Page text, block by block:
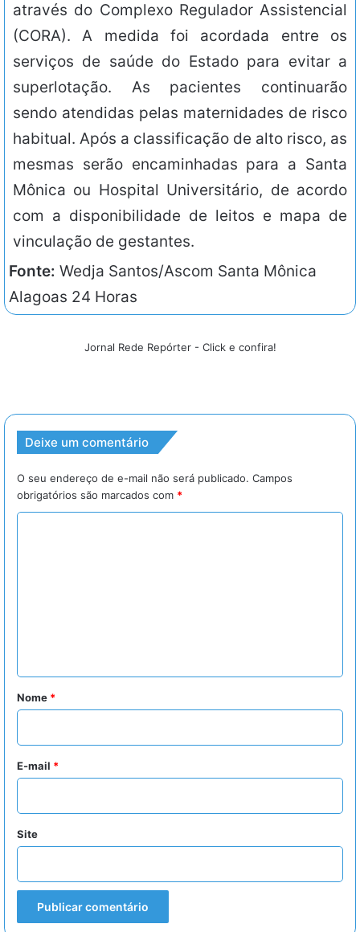
através do Complexo Regulador Assistencial
(CORA). A medida foi acordada entre os
serviços de saúde do Estado para evitar a
superlotação. As pacientes continuarão
sendo atendidas pelas maternidades de risco
habitual. Após a classificação de alto risco, as
mesmas serão encaminhadas para a Santa
Mônica ou Hospital Universitário, de acordo
com a disponibilidade de leitos e mapa de
vinculação de gestantes.
Fonte: Wedja Santos/Ascom Santa Mônica
Alagoas 24 Horas
Jornal Rede Repórter - Click e confira!
Deixe um comentário
O seu endereço de e-mail não será publicado. Campos
obrigatórios são marcados com *
r
i
o
*
Nome *
E-mail *
Site